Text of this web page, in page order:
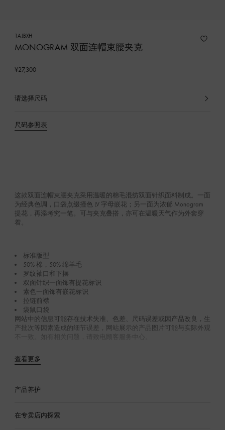
1AJBXH
MONOGRAM 双面连帽束腰夹克
¥27,300
请选择尺码
已
品
尺码参照表
这款双面连帽束腰夹克采用温暖的棉毛混纺双面针织面料制成。一面
为经典色调，口袋点缀撞色 LV 字母嵌花；另一面为浓郁 Monogram
提花，再添考究一笔。可与夹克叠搭，亦可在温暖天气作为外套穿
着。
标准版型
50% 棉，50% 绵羊毛
罗纹袖口和下摆
双面针织一面饰有提花标识
素色一面饰有嵌花标识
拉链前襟
袋鼠口袋
网站中的信息可能存在技术失准、色差、尺码误差或因产品改良，生
产批次等因素造成的细节误差，网站展示的产品图片可能与实际外观
不一致。如有相关问题，请致电顾客服务中心。
查看更多
产品养护
在专卖店内探索